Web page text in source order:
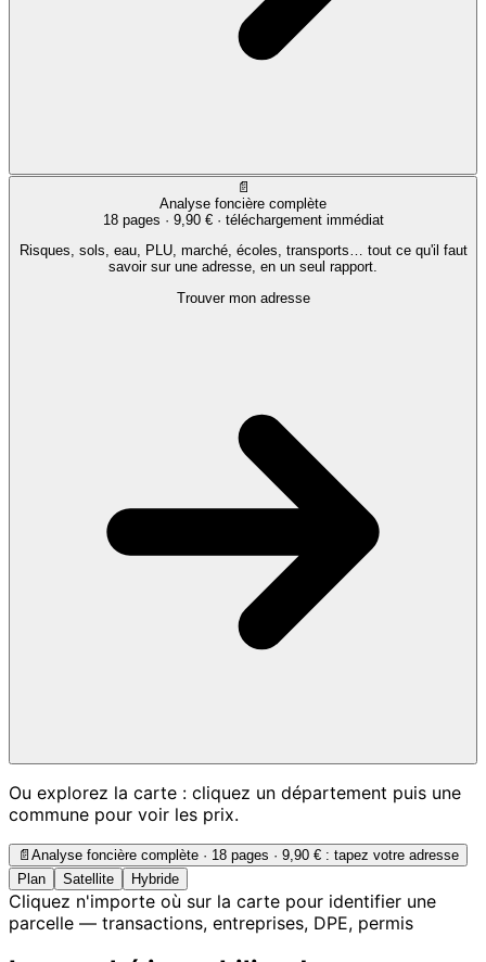
📄
Analyse foncière complète
18 pages · 9,90 €· téléchargement immédiat
Risques, sols, eau, PLU, marché, écoles, transports… tout ce qu'il faut
savoir sur une adresse, en un seul rapport.
Trouver mon adresse
Ou explorez la carte : cliquez un département puis une
commune pour voir les prix.
📄 Analyse foncière complète · 18 pages · 9,90 € : tapez votre adresse
Plan
Satellite Hybride
Cliquez n'importe où sur la carte pour identifier une
parcelle — transactions, entreprises, DPE, permis